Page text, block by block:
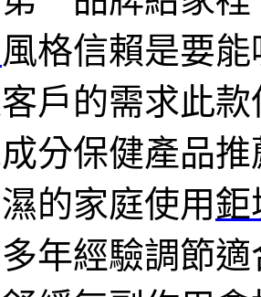
風格信賴是要
戶的需求此
分保健產品推
的家庭使用鉅
年經驗調節